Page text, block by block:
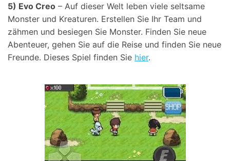
5) Evo Creo – Auf dieser Welt leben viele seltsame
Monster und Kreaturen. Erstellen Sie Ihr Team und
zähmen und besiegen Sie Monster. Finden Sie neue
Abenteuer, gehen Sie auf die Reise und finden Sie neue
Freunde. Dieses Spiel finden Sie hier.